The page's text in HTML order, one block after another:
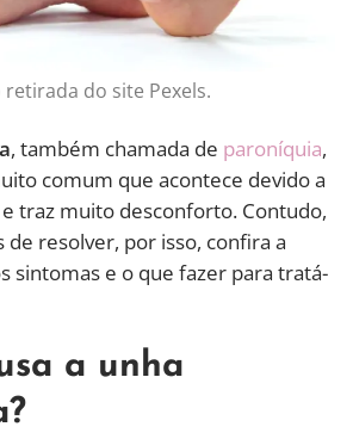
retirada do site Pexels.
, também chamada de paroníquia,
comum que acontece devido a
traz muito desconforto. Contudo,
de resolver, por isso, confira a
sintomas e o que fazer para tratá-
a unha